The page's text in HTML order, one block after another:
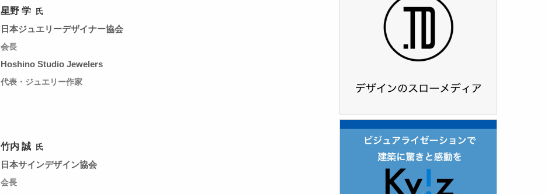
星野 学 氏
日本ジュエリーデザイナー協会
会長
Hoshino Studio Jewelers
代表・ジュエリー作家
竹内 誠 氏
日本サインデザイン協会
会長